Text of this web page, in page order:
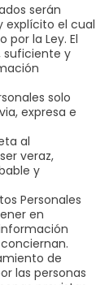
serán
explícito el cual
la Ley. El
suficiente y
solo
expresa e
al
veraz,
y
Personales
en
de
las personas